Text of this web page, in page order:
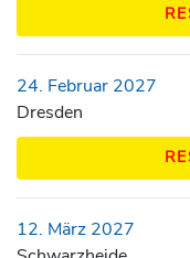
24. Februar 2027
Dresden
12. März 2027